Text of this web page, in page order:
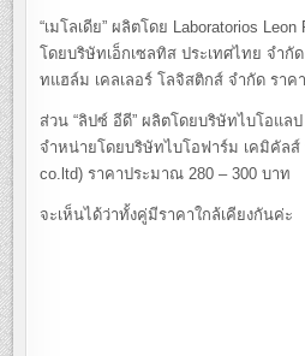
“เมโลเดีย” ผลิตโดย Laboratorios
โดยบริษัทเอ็กเซลทิส ประเทศไทย จำ
ทแฮล์ม เคลเลอร์ โลจิสติกส์ จำกัด ราค
ส่วน “ลิปซ์ อีดี” ผลิตโดยบริษัทไบโอแล
จำหน่ายโดยบริษัทไบโอฟาร์ม เคมิคัลส์
co.ltd) ราคาประมาณ 280 – 300 บาท
จะเห็นได้ว่าทั้งคู่มีราคาใกล้เคียงกันค่ะ